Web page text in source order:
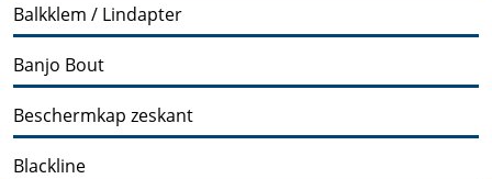
Balkklem / Lindapter
Banjo Bout
Beschermkap zeskant
Blackline